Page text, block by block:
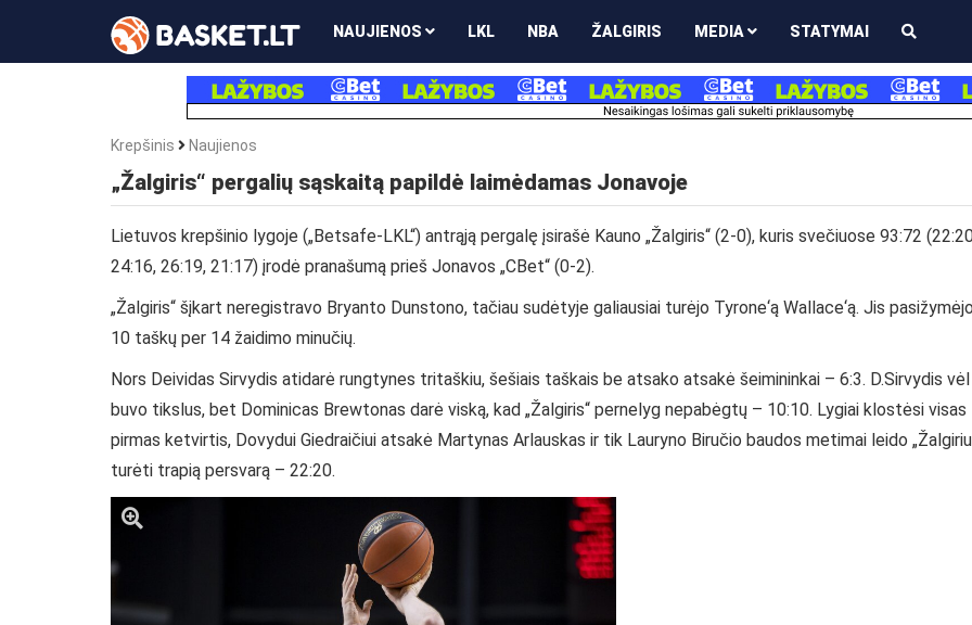
NAUJIENOS LKL NBA ŽALGIRIS MEDIA STATYMAI
Krepšinis Naujienos
„Žalgiris“ pergalių sąskaitą papildė laimėdamas Jonavoje
Lietuvos krepšinio lygoje („Betsafe-LKL“) antrąją pergalę įsirašė Kauno „Žalgiris“ (2-0), kuris svečiuose 93:72
24:16, 26:19, 21:17) įrodė pranašumą prieš Jonavos „CBet“ (0-2).
„Žalgiris“ šįkart neregistravo Bryanto Dunstono, tačiau sudėtyje galiausiai turėjo Tyrone‘ą Wallace‘ą. Jis pasižymėjo
10 taškų per 14 žaidimo minučių.
Nors Deividas Sirvydis atidarė rungtynes tritaškiu, šešiais taškais be atsako atsakė šeimininkai – 6:3. D.Sirvydis vėl
buvo tikslus, bet Dominicas Brewtonas darė viską, kad „Žalgiris“ pernelyg nepabėgtų – 10:10. Lygiai klostėsi visas
pirmas ketvirtis, Dovydui Giedraičiui atsakė Martynas Arlauskas ir tik Lauryno Biručio baudos metimai leido
turėti trapią persvarą – 22:20.